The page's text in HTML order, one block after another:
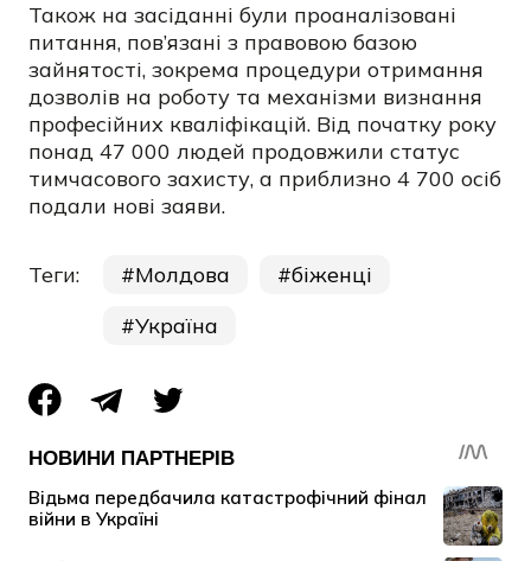
Також на засіданні були проаналізовані
питання, пов’язані з правовою базою
зайнятості, зокрема процедури отримання
дозволів на роботу та механізми визнання
професійних кваліфікацій. Від початку року
понад 47 000 людей продовжили статус
тимчасового захисту, а приблизно 4 700 осіб
подали нові заяви.
Теги: Молдова
біженці
Україна